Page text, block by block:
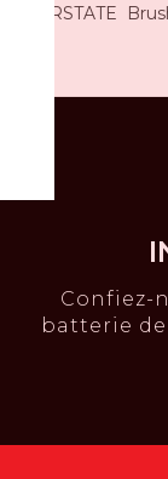
Confiez-
batterie